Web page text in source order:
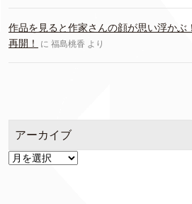
作品を見ると作家さんの顔が思い浮かぶ
再開！
に 福島桃香 より
アーカイブ
ア